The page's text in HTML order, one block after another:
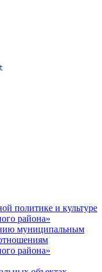
политике и культуре
района»
муниципальным
района»